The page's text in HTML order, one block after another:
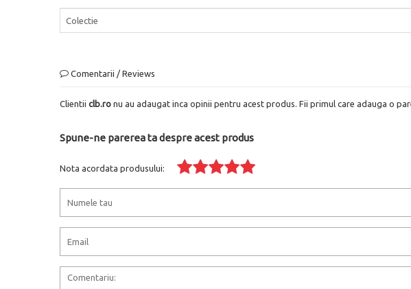
Colectie
Comentarii / Reviews
Clientii clb.ro nu au adaugat inca opinii pentru acest produs. Fii primul care adauga o
Spune-ne parerea ta despre acest produs
Nota acordata produsului: